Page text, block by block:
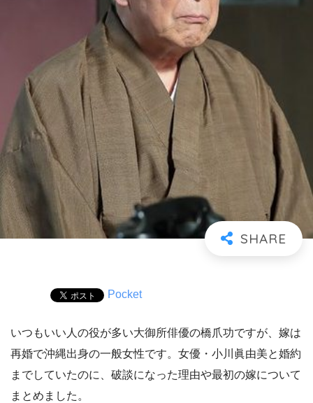
Pocket
いつもいい人の役が多い大御所俳優の橋爪功ですが、嫁は
再婚で沖縄出身の一般女性です。女優・小川眞由美と婚約
までしていたのに、破談になった理由や最初の嫁について
まとめました。